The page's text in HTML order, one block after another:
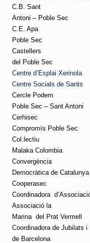
C.B. Sant
Antoni – Poble Sec
C.E. Apa
Poble Sec
Castellers
del Poble Sec
Centre d’Esplai Xerinola
Centre Socials de Sants
Cercle Podem
Poble Sec – Sant Antoni
Cerhisec
Compromís Poble Sec
Col.lectiu
Malaka Colombia
Convergència
Democràtica de
Cooperasec
Coordinadora
Associació la
Marina del Prat Vermell
Coordinadora de Jubilats
de Barcelona